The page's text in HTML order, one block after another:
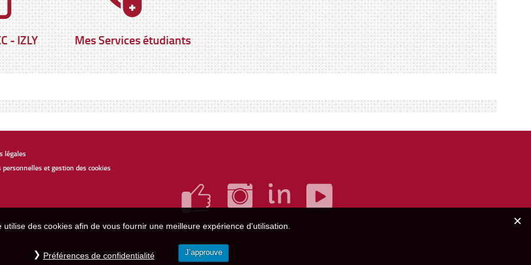
- IZLY Mes Services étudiants
légales
personnelles et gestion des cookies
utilise des cookies afin de vous fournir une meilleure expérience d'utilisation.
Préférences de confidentialité J’approuve